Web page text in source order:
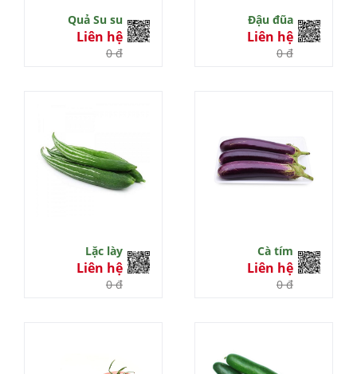
Quả Su su
Liên hệ
0 đ
Đậu đũa
Liên hệ
0 đ
Lặc lày
Liên hệ
0 đ
Cà tím
Liên hệ
0 đ